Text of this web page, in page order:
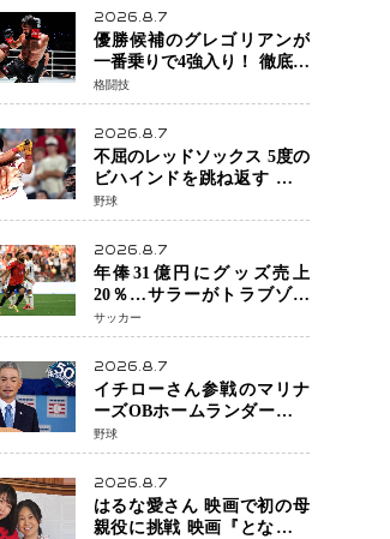
号
2026.8.7
優勝候補のグレゴリアンが
一番乗りで4強入り！ 徹底し
たローキックでウスビャン
を攻略、判定勝利
格闘技
2026.8.7
不屈のレッドソックス 5度の
ビハインドを跳ね返す 延長
13回サヨナラ勝ち 吉田正尚
選手も2安打1打点で貢献 4得
点以上は驚異の28連勝
野球
2026.8.7
年俸31億円にグッズ売上
20％…サラーがトラブゾン
スポル加入 世界サッカーは
「五大リーグ一強」から新
時代へ
サッカー
2026.8.7
イチローさん参戦のマリナ
ーズOBホームランダービー
が無料生配信 北米ならで
はの“魅せる興行”に世界が
注目
野球
2026.8.7
はるな愛さん 映画で初の母
親役に挑戦 映画『となりの